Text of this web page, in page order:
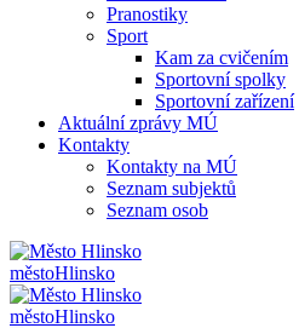
Pranostiky
Sport
Kam za cvičením
Sportovní spolky
Sportovní zařízení
Aktuální zprávy MÚ
Kontakty
Kontakty na MÚ
Seznam subjektů
Seznam osob
městoHlinsko
městoHlinsko